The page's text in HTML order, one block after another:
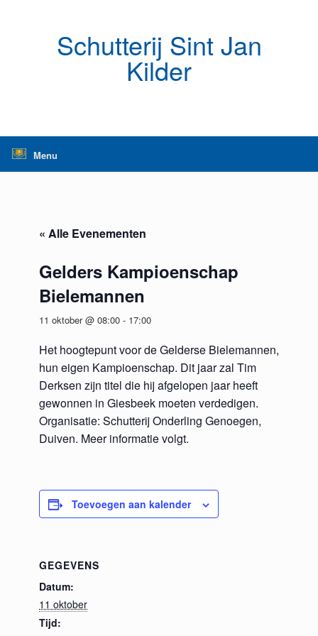
Schutterij Sint Jan
Kilder
Menu
« Alle Evenementen
Gelders Kampioenschap
Bielemannen
11 oktober @ 08:00 - 17:00
Het hoogtepunt voor de Gelderse Bielemannen,
hun eigen Kampioenschap. Dit jaar zal Tim
Derksen zijn titel die hij afgelopen jaar heeft
gewonnen in Giesbeek moeten verdedigen.
Organisatie: Schutterij Onderling Genoegen,
Duiven. Meer informatie volgt.
Toevoegen aan kalender
GEGEVENS
Datum:
11 oktober
Tijd: